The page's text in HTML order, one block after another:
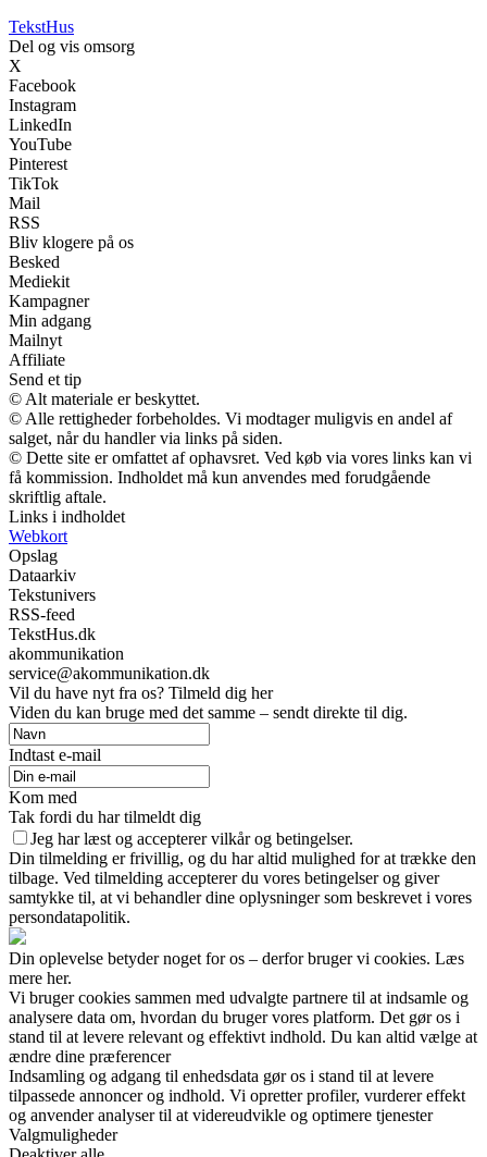
TekstHus
Del og vis omsorg
X
Facebook
Instagram
LinkedIn
YouTube
Pinterest
TikTok
Mail
RSS
Bliv klogere på os
Besked
Mediekit
Kampagner
Min adgang
Mailnyt
Affiliate
Send et tip
© Alt materiale er beskyttet.
© Alle rettigheder forbeholdes. Vi modtager muligvis en andel af
salget, når du handler via links på siden.
© Dette site er omfattet af ophavsret. Ved køb via vores links kan vi
få kommission. Indholdet må kun anvendes med forudgående
skriftlig aftale.
Links i indholdet
Webkort
Opslag
Dataarkiv
Tekstunivers
RSS-feed
TekstHus.dk
akommunikation
service@akommunikation.dk
Vil du have nyt fra os? Tilmeld dig her
Viden du kan bruge med det samme – sendt direkte til dig.
Indtast e-mail
Kom med
Tak fordi du har tilmeldt dig
Jeg har læst og accepterer vilkår og betingelser.
Din tilmelding er frivillig, og du har altid mulighed for at trække den
tilbage. Ved tilmelding accepterer du vores betingelser og giver
samtykke til, at vi behandler dine oplysninger som beskrevet i vores
persondatapolitik.
Din oplevelse betyder noget for os – derfor bruger vi cookies. Læs
mere her.
Vi bruger cookies sammen med udvalgte partnere til at indsamle og
analysere data om, hvordan du bruger vores platform. Det gør os i
stand til at levere relevant og effektivt indhold. Du kan altid vælge at
ændre dine præferencer
Indsamling og adgang til enhedsdata gør os i stand til at levere
tilpassede annoncer og indhold. Vi opretter profiler, vurderer effekt
og anvender analyser til at videreudvikle og optimere tjenester
Valgmuligheder